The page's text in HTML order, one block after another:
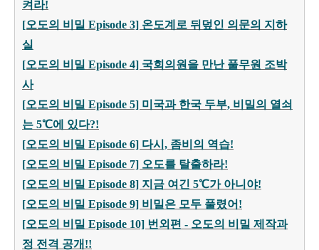
켜라!
[오도의 비밀 Episode 3] 온도계로 뒤덮인 의문의 지하
실
[오도의 비밀 Episode 4] 국회의원을 만난 풀무원 조박
사
[오도의 비밀 Episode 5] 미국과 한국 두부, 비밀의 열쇠
는 5℃에 있다?!
[오도의 비밀 Episode 6] 다시, 좀비의 역습!
[오도의 비밀 Episode 7] 오도를 탈출하라!
[오도의 비밀 Episode 8] 지금 여긴 5℃가 아니야!
[오도의 비밀 Episode 9] 비밀은 모두 풀렸어!
[오도의 비밀 Episode 10] 번외편 - 오도의 비밀 제작과
정 전격 공개!!